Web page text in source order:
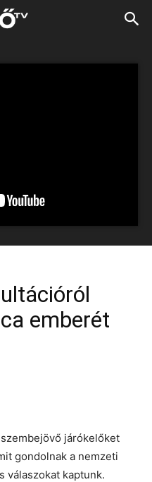
emberét
járókelőket
gondolnak a nemzeti
válaszokat kaptunk.